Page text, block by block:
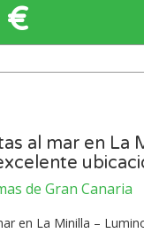
€
al mar en La
de Gran Canaria
en La Minilla –